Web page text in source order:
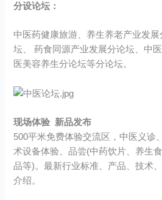
分设论坛：
中医药健康旅游、养生养老产业发
坛、 药食同源产业发展分论坛、中
医美容养生分论坛等分论坛。
现场体验 新品发布
500平米免费体验交流区，中医义诊
术设备体验、品尝(中药饮片、养生
品等)。最新行业标准、产品、技术
介绍。